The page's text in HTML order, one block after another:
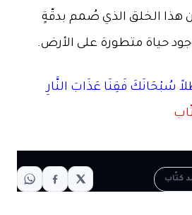
هذا الخلق الذي صُمم بدقّةٍ
حياة متطورة على الأرض.
سُبْحَانَكَ فَقِنَا عَذَابَ النَّارِ
كتّاب